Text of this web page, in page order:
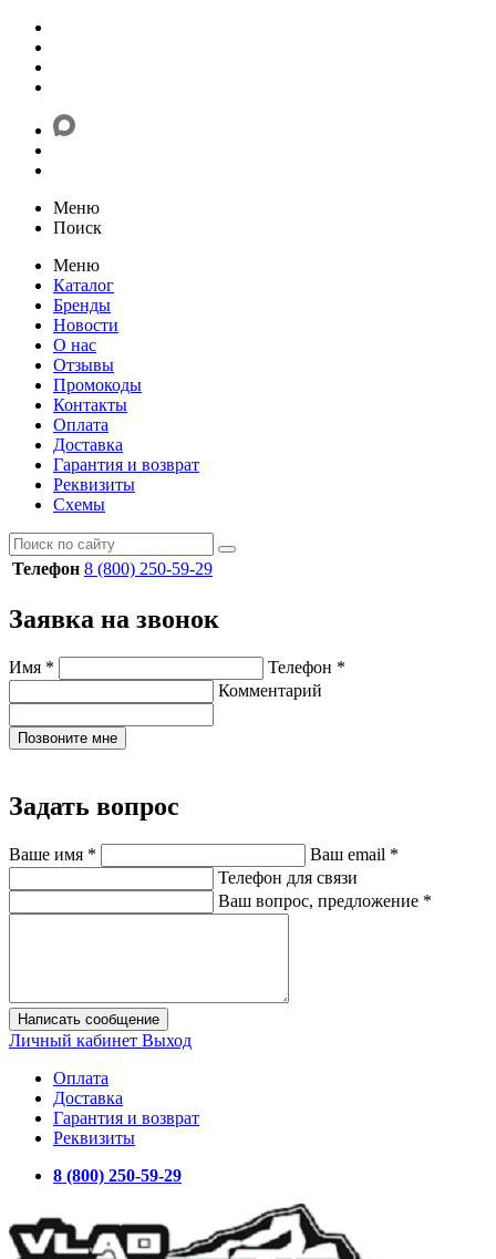
Меню
Поиск
Меню
Каталог
Бренды
Новости
О нас
Отзывы
Промокоды
Контакты
Оплата
Доставка
Гарантия и возврат
Реквизиты
Схемы
Телефон 8 (800) 250-59-29
Заявка на звонок
Имя * Телефон *
Комментарий
Позвоните мне
Задать вопрос
Ваше имя * Ваш email *
Телефон для связи
Ваш вопрос, предложение *
Написать сообщение
Личный кабинет Выход
Оплата
Доставка
Гарантия и возврат
Реквизиты
8 (800) 250-59-29